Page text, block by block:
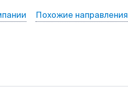
Похожие направления